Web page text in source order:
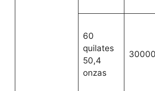
60
quilates
50,4
onzas